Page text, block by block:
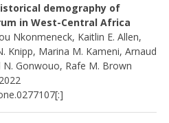
demography of
in West-Central Africa
Nkonmeneck, Kaitlin E. Allen,
Knipp, Marina M. Kameni, Arnaud
N. Gonwouo, Rafe M. Brown